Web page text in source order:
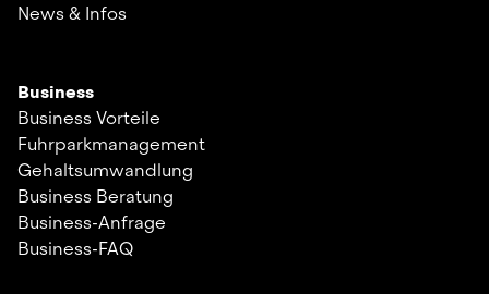
News & Infos
Business
Business Vorteile
Fuhrparkmanagement
Gehaltsumwandlung
Business Beratung
Business-Anfrage
Business-FAQ